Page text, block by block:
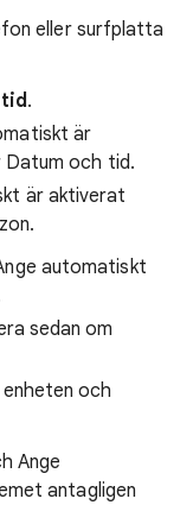
eller surfplatta
.
är
Datum och tid.
är aktiverat
automatiskt
sedan om
och
Ange
antagligen